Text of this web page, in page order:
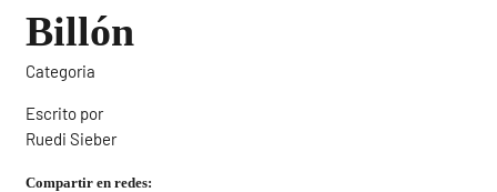
Billón
Categoria
Escrito por
Ruedi Sieber
Compartir en redes: